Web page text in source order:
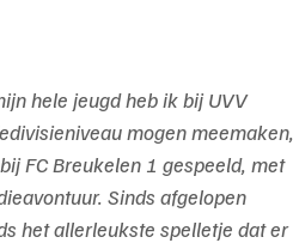
hele jeugd heb ik bij UVV
mogen meemaken,
FC Breukelen 1 gespeeld, met
Sinds afgelopen
het allerleukste spelletje dat er